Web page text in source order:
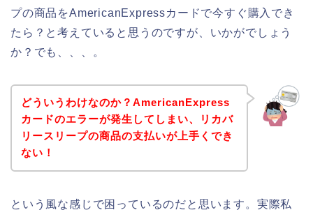
プの商品をAmericanExpressカードで今すぐ購入でき
たら？と考えていると思うのですが、いかがでしょう
か？でも、、、。
どういうわけなのか？AmericanExpress
カードのエラーが発生してしまい、リカバ
リースリープの商品の支払いが上手くでき
ない！
という風な感じで困っているのだと思います。実際私